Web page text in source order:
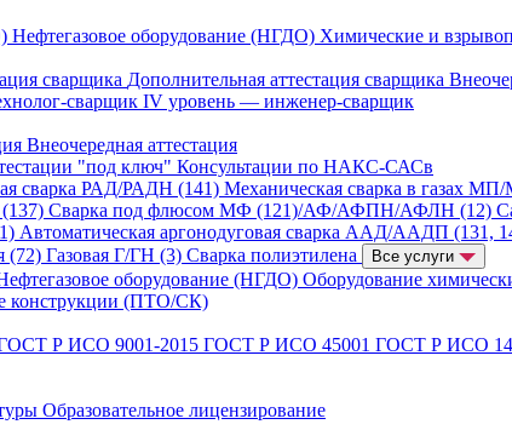
Нефтегазовое оборудование (НГДО) Химические и
сварщика Дополнительная аттестация сварщика
сварщик IV уровень — инженер-сварщик
Внеочередная аттестация
"под ключ" Консультации по НАКС-САСв
сварка РАД/РАДН (141) Механическая сварка в газах
Сварка под флюсом МФ (121)/АФ/АФПН/АФЛН (12)
Автоматическая аргонодуговая сварка ААД/ААДП (131,
(72) Газовая Г/ГН (3) Сварка полиэтилена Все услуги
оборудование (НГДО) Оборудование
конструкции (ПТО/СК)
Р ИСО 9001-2015 ГОСТ Р ИСО 45001 ГОСТ Р ИСО
Образовательное лицензирование